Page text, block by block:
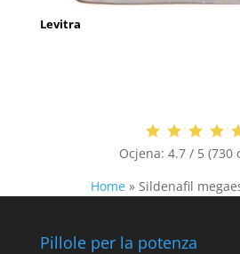
Levitra
Ocjena: 4.7 / 5 (730
Home» Sildenafil
Pillole per la potenza